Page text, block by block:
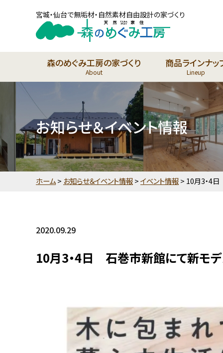
宮城・仙台で無垢材・自然素材自由設計の家づくり
森のめぐみ工房の家づくり
About
商品ラインナッ
Lineup
お知らせ＆イベント情報
ホーム> お知らせ＆イベント情報>イベント情報> 10月3・4
2020.09.29
10月3・4日 石巻市新館にて新モデ